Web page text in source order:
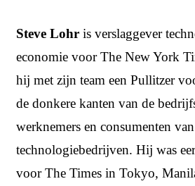
Steve Lohr is verslaggever
economie voor The New York
hij met zijn team een Pullitzer
de donkere kanten van de
werknemers en consumenten
technologiebedrijven. Hij was
voor The Times in Tokyo,